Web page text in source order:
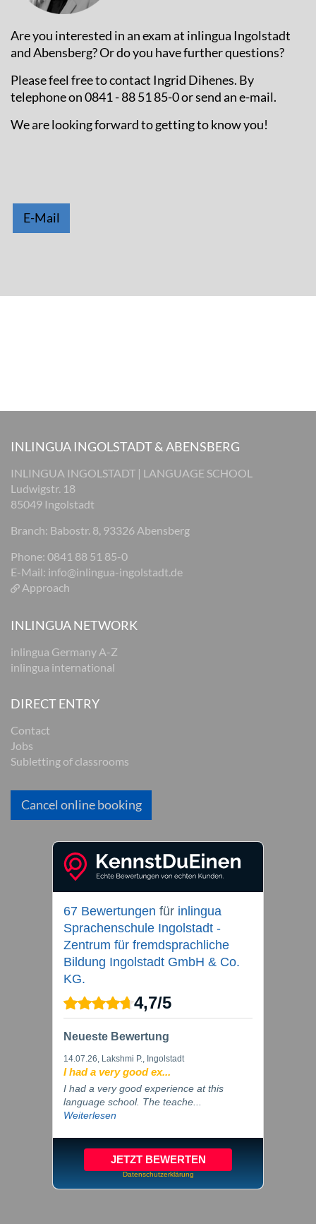
Are you interested in an exam at inlingua Ingolstadt
and Abensberg? Or do you have further questions?
Please feel free to contact Ingrid Dihenes. By
telephone on 0841 - 88 51 85-0 or send an e-mail.
We are looking forward to getting to know you!
E-Mail
INLINGUA INGOLSTADT & ABENSBERG
INLINGUA INGOLSTADT | LANGUAGE SCHOOL
Ludwigstr. 18
85049 Ingolstadt
Branch: Babostr. 8, 93326 Abensberg
Phone: 0841 88 51 85-0
E-Mail: info@inlingua-ingolstadt.de
Approach
INLINGUA NETWORK
inlingua Germany A-Z
inlingua international
DIRECT ENTRY
Contact
Jobs
Subletting of classrooms
Cancel online booking
67 Bewertungen für inlingua
Sprachenschule Ingolstadt -
Zentrum für fremdsprachliche
Bildung Ingolstadt GmbH & Co.
KG.
4,7/5
Neueste Bewertung
14.07.26, Lakshmi P., Ingolstadt
I had a very good ex...
I had a very good experience at this
language school. The teache...
Weiterlesen
JETZT BEWERTEN
Datenschutzerklärung